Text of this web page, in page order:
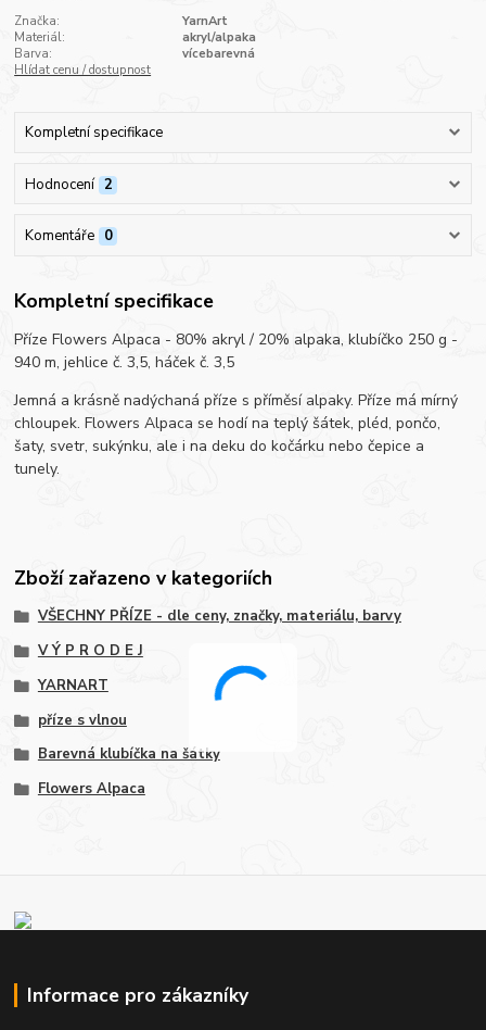
Značka:
YarnArt
Materiál:
akryl/alpaka
Barva:
vícebarevná
Hlídat cenu / dostupnost
Kompletní specifikace
Hodnocení 2
Komentáře 0
Kompletní specifikace
Příze Flowers Alpaca - 80% akryl / 20% alpaka, klubíčko 250 g -
940 m, jehlice č. 3,5, háček č. 3,5
Jemná a krásně nadýchaná příze s příměsí alpaky. Příze má mírný
chloupek. Flowers Alpaca se hodí na teplý šátek, pléd, pončo,
šaty, svetr, sukýnku, ale i na deku do kočárku nebo čepice a
tunely.
Zboží zařazeno v kategoriích
VŠECHNY PŘÍZE - dle ceny, značky, materiálu, barvy
V Ý P R O D E J
YARNART
příze s vlnou
Barevná klubíčka na šátky
Flowers Alpaca
Informace pro zákazníky